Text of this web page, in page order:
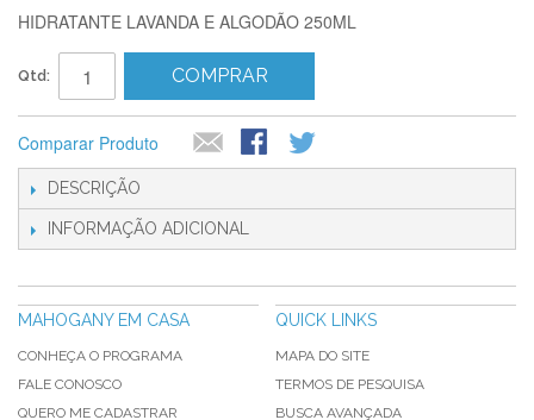
HIDRATANTE LAVANDA E ALGODÃO 250ML
Qtd: COMPRAR
Comparar Produto
DESCRIÇÃO
INFORMAÇÃO ADICIONAL
MAHOGANY EM CASA
CONHEÇA O PROGRAMA
FALE CONOSCO
QUERO ME CADASTRAR
QUICK LINKS
MAPA DO SITE
TERMOS DE PESQUISA
BUSCA AVANÇADA